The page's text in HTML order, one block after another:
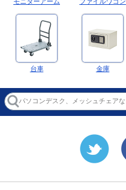
台車 金庫